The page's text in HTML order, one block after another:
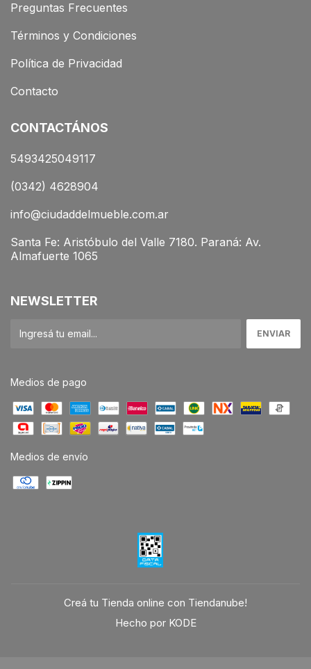
Preguntas Frecuentes
Términos y Condiciones
Política de Privacidad
Contacto
CONTACTÁNOS
5493425049117
(0342) 4628904
info@ciudaddelmueble.com.ar
Santa Fe: Aristóbulo del Valle 7180. Paraná: Av.
Almafuerte 1065
NEWSLETTER
Medios de pago
Medios de envío
Creá tu Tienda online con Tiendanube!
Hecho por KODE